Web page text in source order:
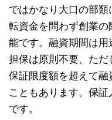
ではかなり大口の部
転資金を問わず創業
能です。融資期間は用
担保は原則不要、た
保証限度額を超えて
こともあります。保
です。